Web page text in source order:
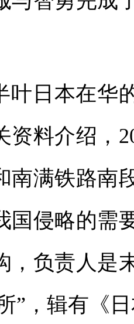
日本在华
资料介绍，
南满铁路南
侵略的需
，负责人是
”，辑有《